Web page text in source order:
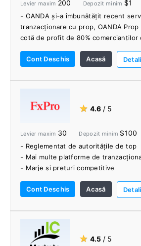
Levier maxim 200 Depozit minim $1
- OANDA și-a îmbunătățit recent
tranzacționare cu prop, OANDA
cotă de profit de 80% comercianților
serioși, cu peste 100 de indicatori
suprapunere economică și un flux
- Oferă platforme bine concepute
Cont Deschis Acasă
★ 4.6 / 5
Levier maxim 30 Depozit minim $100
- Reglementat de autoritățile de top
- Mai multe platforme de
- Marje și prețuri competitive
- Nicio intervenție la biroul de
- Asistență excelentă pentru clienți
- Resurse educaționale bogate
Cont Deschis Acasă
★ 4.5 / 5